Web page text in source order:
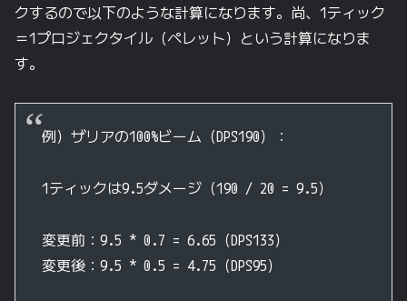
クするので以下のような計算になります。尚、1ティック
＝1プロジェクタイル（ペレット）という計算になりま
す。
例）ザリアの100%ビーム（DPS190）：
1ティックは9.5ダメージ（190 / 20 = 9.5）
変更前： 9.5 * 0.7 = 6.65 （DPS133）
変更後： 9.5 * 0.5 = 4.75 （DPS95）